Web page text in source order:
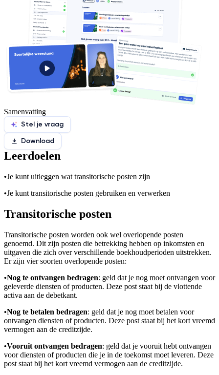
Samenvatting
Stel je vraag
Download
Leerdoelen
•Je kunt uitleggen wat transitorische posten zijn
•Je kunt transitorische posten gebruiken en verwerken
Transitorische posten
Transitorische posten worden ook wel overlopende posten
genoemd. Dit zijn posten die betrekking hebben op inkomsten en
uitgaven die zich over verschillende boekhoudperioden uitstrekken.
Er zijn vier soorten overlopende posten:
•Nog te ontvangen bedragen: geld dat je nog moet ontvangen voor
geleverde diensten of producten. Deze post staat bij de vlottende
activa aan de debetkant.
•Nog te betalen bedragen: geld dat je nog moet betalen voor
ontvangen diensten of producten. Deze post staat bij het kort vreemd
vermogen aan de creditzijde.
•Vooruit ontvangen bedragen: geld dat je vooruit hebt ontvangen
voor diensten of producten die je in de toekomst moet leveren. Deze
post staat bij het kort vreemd vermogen aan de creditzijde.